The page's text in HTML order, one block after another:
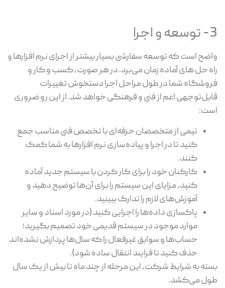
3- توسعه و اجرا
واضح است که توسعه سفارشی بسیار بیشتر از اجرای نرم افزارها و
راه حل های آماده زمان می‌برد. در هر صورت، کسب و کار و
فروشگاه شما در طول مراحل اجرا دستخوش تغییرات
قابل‌توجهی اعم از فنی و فرهنگی خواهد شد. از این رو ضروری
است:
تیمی از متخصصان حرفه‌ای با تخصص فنی مناسب جمع
کنید تا در اجرا و پیاده‌سازی نرم افزارها به شما کمک
کنند.
کارکنان خود را برای کار کردن با سیستم جدید آماده
کنید، مزایای این سیستم را برای آن‌ها توضیح دهید و
آموزش‌های لازم را تدارک ببینید.
پاکسازی داده‌ها را اجرایی کنید (در مورد اسناد و سایر
موارد موجود در سیستم قدیمی خود تصمیم بگیرید؛
حساب‌ها و سوابق غیرفعال را که سال‌ها پردازش نشده‌اند
حذف کنید تا فرایند انتقال ساده شود).
بسته به شرایط شرکت، این مرحله از چند ماه تا بیش از یک سال
طول می‌کشد.